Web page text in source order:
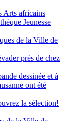
Arts africains
Jeunesse
de la Ville de
près de chez
dessinée et à
ont été
la sélection!